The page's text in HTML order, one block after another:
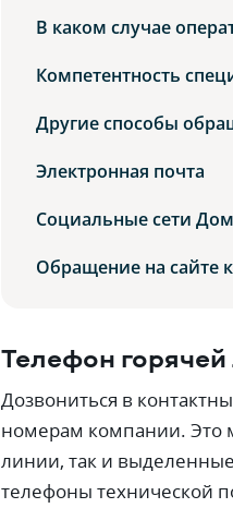
В каком случае
Компетентность
Другие способы
Электронная почта
Социальные сети
Обращение на сайте
Телефон
Дозвониться в
номерам компании. Это
линии, так и
телефоны технической